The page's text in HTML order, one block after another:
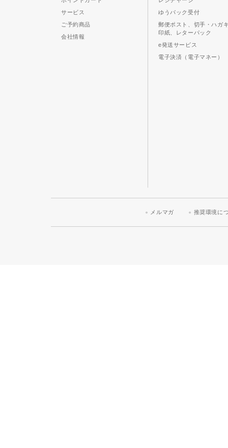
サービス
ご予約商品
会社情報
ゆうパック受付
郵便ポスト、切手・ハガ
印紙、レターパック
e発送サービス
電子決済（電子マネー）
メルマガ 推奨環境に